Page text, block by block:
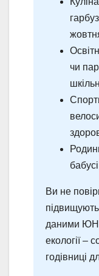
чи
Ви не
даними
екології –
годівниці